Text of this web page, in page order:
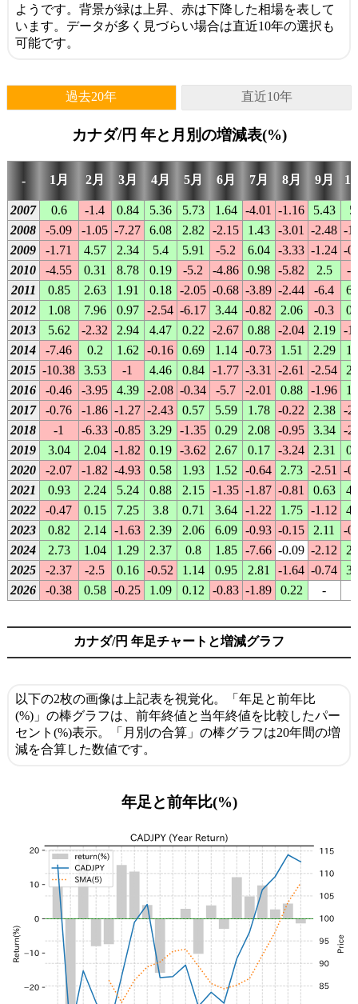
ようです。背景が緑は上昇、赤は下降した相場を表して
います。データが多く見づらい場合は直近10年の選択も
可能です。
過去20年 直近10年
カナダ/円 年と月別の増減表(%)
- 1月 2月 3月 4月 5月 6月 7月 8月 9月
2007 0.6 -1.4 0.84 5.36 5.73 1.64 -4.01 -1.16 5.43
2008
-5.09 -1.05 -7.27 6.08 2.82 -2.15 1.43 -3.01 -2.48 -
2009
-1.71 4.57 2.34 5.4 5.91 -5.2 6.04 -3.33 -1.24 -
2010
-4.55 0.31 8.78 0.19 -5.2 -4.86 0.98 -5.82 2.5
-
2011
0.85 2.63 1.91 0.18 -2.05 -0.68 -3.89 -2.44 -6.4
2012
1.08 7.96 0.97 -2.54 -6.17 3.44 -0.82 2.06 -0.3
2013
5.62 -2.32 2.94 4.47 0.22 -2.67 0.88 -2.04 2.19
-
2014
-7.46 0.2 1.62 -0.16 0.69 1.14 -0.73 1.51 2.29
2015 -10.38 3.53 -1 4.46 0.84 -1.77 -3.31 -2.61 -2.54
2016
-0.46 -3.95 4.39 -2.08 -0.34 -5.7 -2.01 0.88 -1.96
2017
-0.76 -1.86 -1.27 -2.43 0.57 5.59 1.78 -0.22 2.38
-
2018
-1 -6.33 -0.85 3.29 -1.35 0.29 2.08 -0.95 3.34
-
2019
3.04 2.04 -1.82 0.19 -3.62 2.67 0.17 -3.24 2.31
2020
-2.07 -1.82 -4.93 0.58 1.93 1.52 -0.64 2.73 -2.51
-
2021
0.93 2.24 5.24 0.88 2.15 -1.35 -1.87 -0.81 0.63
2022
-0.47 0.15 7.25 3.8 0.71 3.64 -1.22 1.75 -1.12
2023
0.82 2.14 -1.63 2.39 2.06 6.09 -0.93 -0.15 2.11
-
2024
2.73 1.04 1.29 2.37 0.8 1.85 -7.66 -0.09 -2.12
2025
-2.37 -2.5 0.16 -0.52 1.14 0.95 2.81 -1.64 -0.74
2026
-0.38 0.58 -0.25 1.09 0.12 -0.83 -1.89 0.22 -
カナダ/円 年足チャートと増減グラフ
以下の2枚の画像は上記表を視覚化。「年足と前年比
(%)」の棒グラフは、前年終値と当年終値を比較したパー
セント(%)表示。「月別の合算」の棒グラフは20年間の増
減を合算した数値です。
年足と前年比(%)